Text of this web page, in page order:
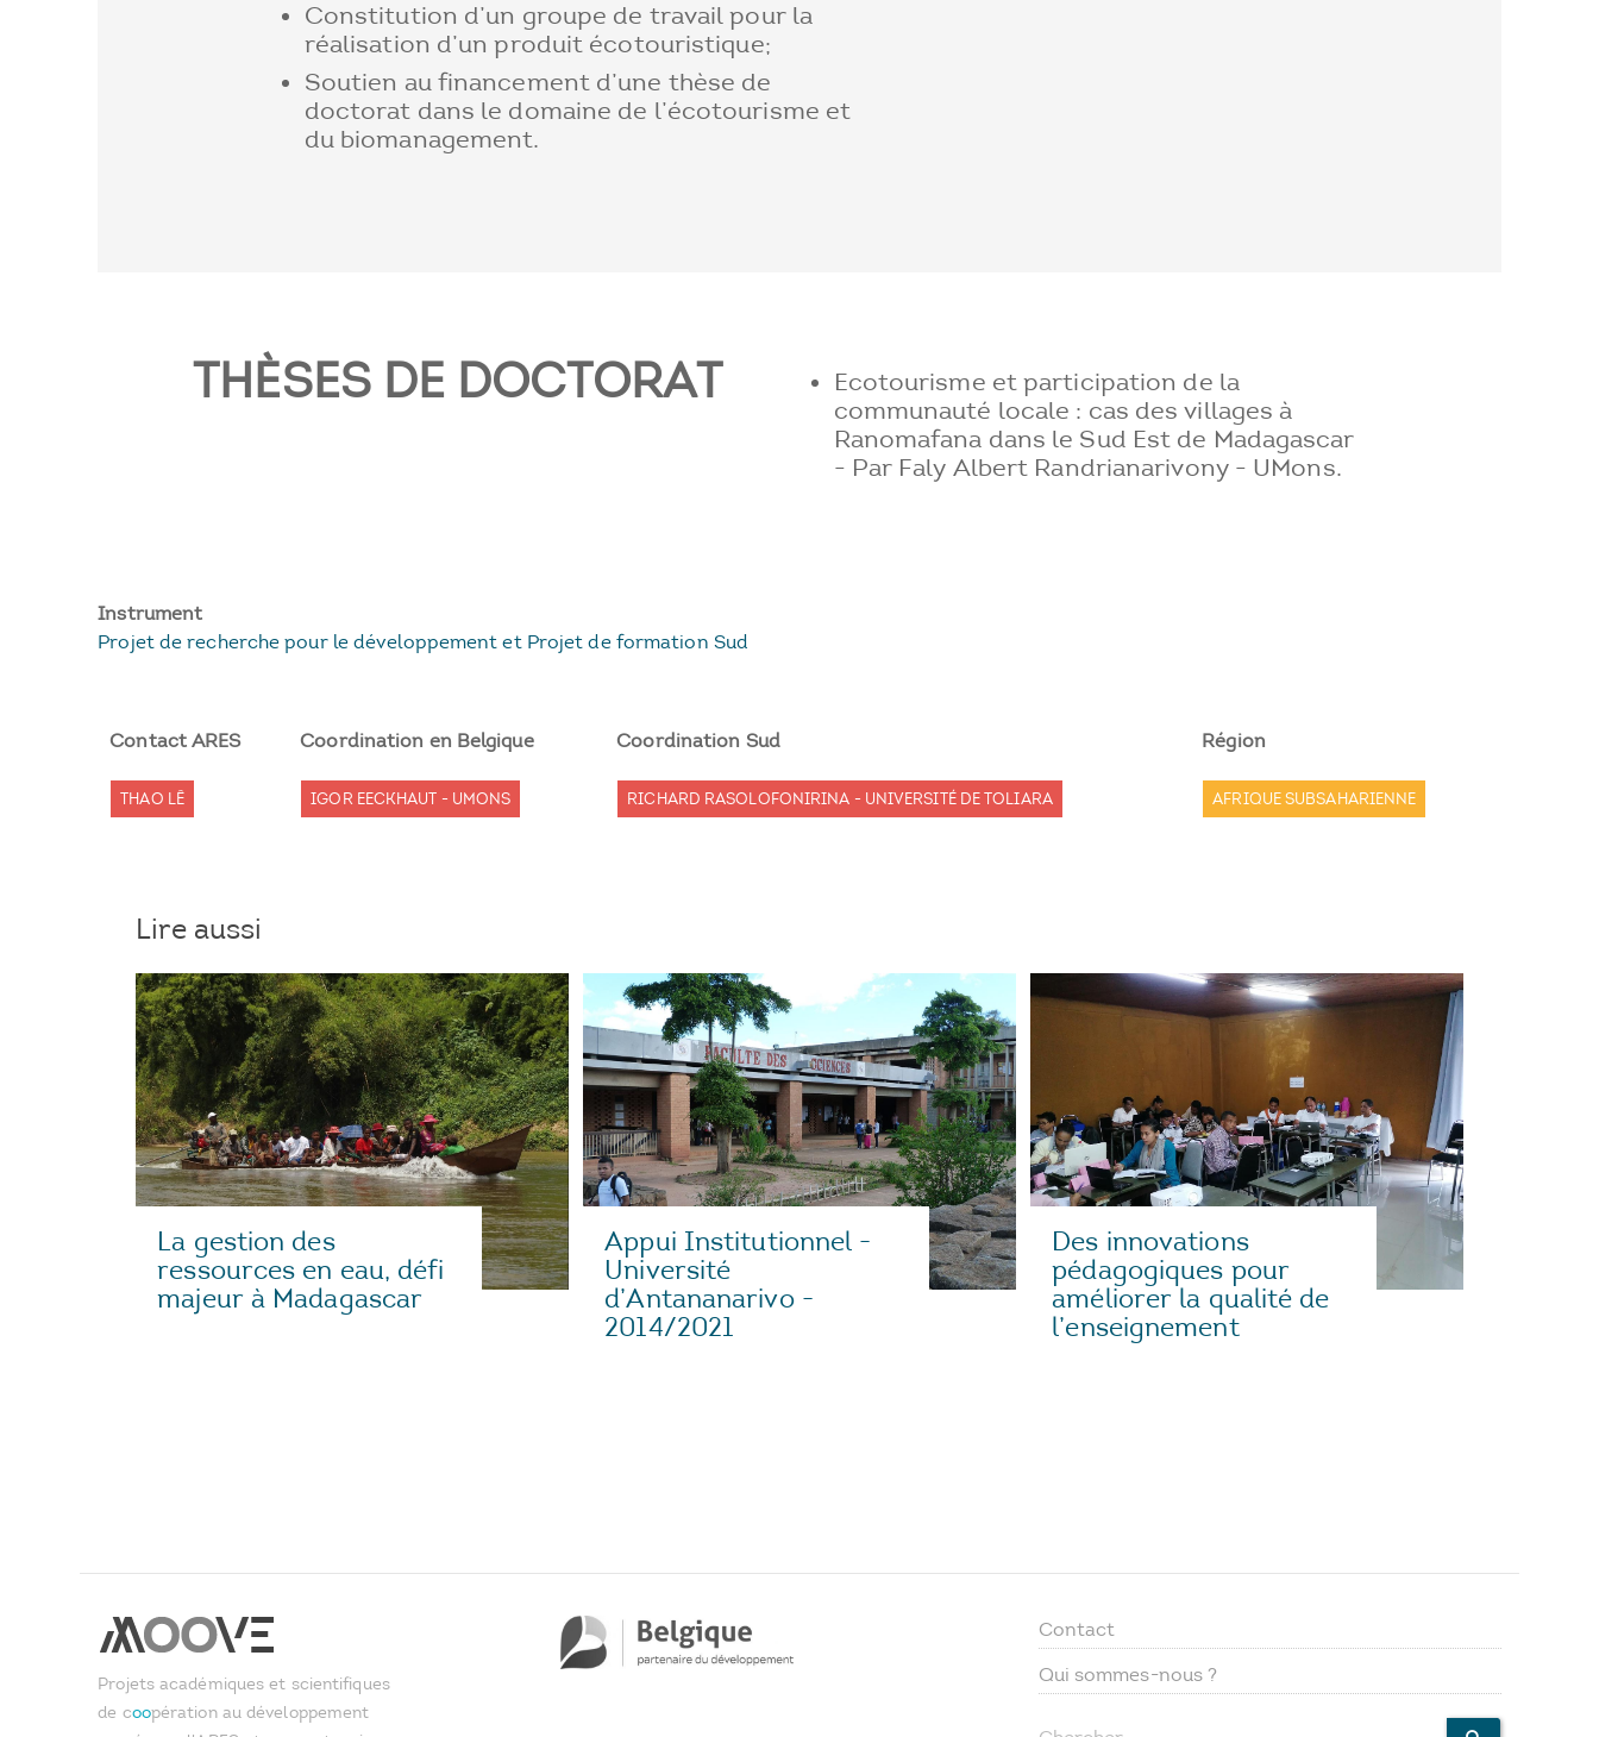
Constitution d’un groupe de travail pour la
réalisation d’un produit écotouristique;
Soutien au financement d’une thèse de
doctorat dans le domaine de l’écotourisme et
du biomanagement.
THÈSES DE DOCTORAT
Ecotourisme et participation de la
communauté locale : cas des villages à
Ranomafana dans le Sud Est de Madagascar
- Par Faly Albert Randrianarivony - UMons.
Instrument
Projet de recherche pour le développement et Projet de formation Sud
Contact ARES Coordination en Belgique Coordination Sud Région
THAO LÊ IGOR EECKHAUT - UMONS RICHARD RASOLOFONIRINA - UNIVERSITÉ DE TOLIARA AFRIQUE SUBSAHARIENNE
Lire aussi
La gestion des
ressources en eau, défi
majeur à Madagascar
Appui Institutionnel -
Université
d’Antananarivo -
2014/2021
Des innovations
pédagogiques pour
améliorer la qualité de
l’enseignement
Projets académiques et scientifiques
de coopération au développement
Footer
Contact
Qui sommes-nous ?
Chercher